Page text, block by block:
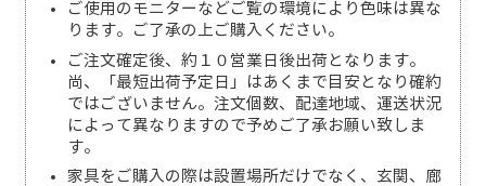
ご使用のモニターなどご覧の環境により色味は異な
ります。ご了承の上ご購入ください。
ご注文確定後、約１０営業日後出荷となります。
尚、「最短出荷予定日」はあくまで目安となり確約
ではございません。注文個数、配達地域、運送状況
によって異なりますので予めご了承お願い致しま
す。
家具をご購入の際は設置場所だけでなく、玄関、廊